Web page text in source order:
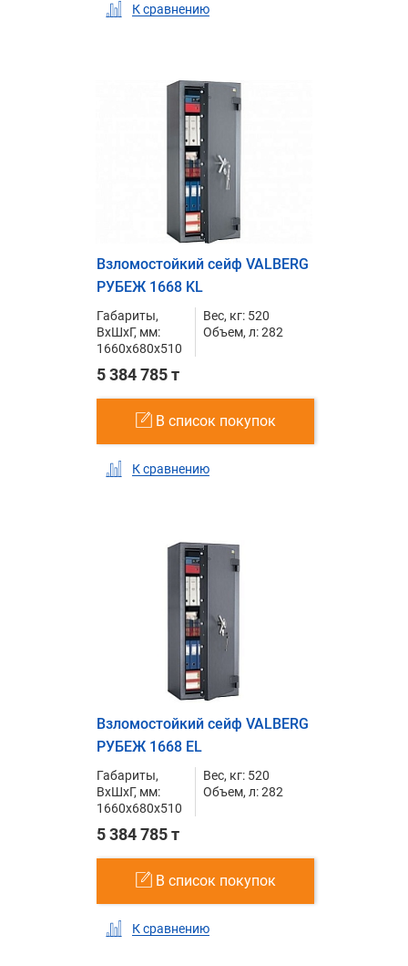
К сравнению
Взломостойкий сейф VALBERG
РУБЕЖ 1668 KL
Габариты,
ВxШxГ, мм:
1660x680x510
Вес, кг: 520
Объем, л: 282
5 384 785 т
В список покупок
К сравнению
Взломостойкий сейф VALBERG
РУБЕЖ 1668 EL
Габариты,
ВxШxГ, мм:
1660x680x510
Вес, кг: 520
Объем, л: 282
5 384 785 т
В список покупок
К сравнению